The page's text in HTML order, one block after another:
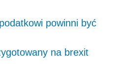
powinni być
na brexit